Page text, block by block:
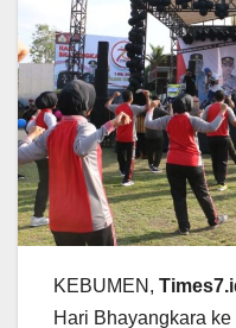
KEBUMEN,
Hari Bhayangkara